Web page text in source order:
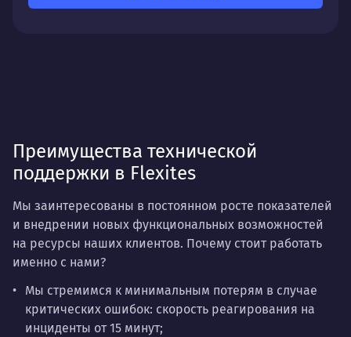
Преимущества технической
поддержки в Flexites
Мы заинтересованы в постоянном росте показателей
и внедрении новых функциональных возможностей
на ресурсы наших клиентов. Почему стоит работать
именно с нами?
Мы стремимся к минимальным потерям в случае
критических ошибок: скорость реагирования на
инциденты от 15 минут;